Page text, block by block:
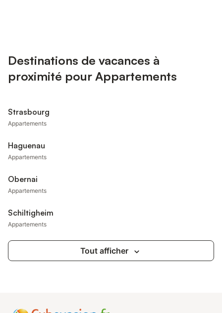
Destinations de vacances à
proximité pour Appartements
Strasbourg
Appartements
Haguenau
Appartements
Obernai
Appartements
Schiltigheim
Appartements
Tout afficher